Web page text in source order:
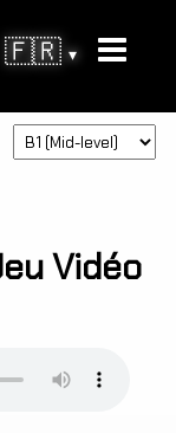
🇫🇷▾
Vidéo